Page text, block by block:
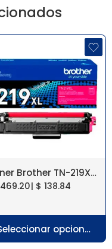
Toner Brother TN-219XL Magenta L3560, L3760
469.20| $ 138.84
Seleccionar opciones